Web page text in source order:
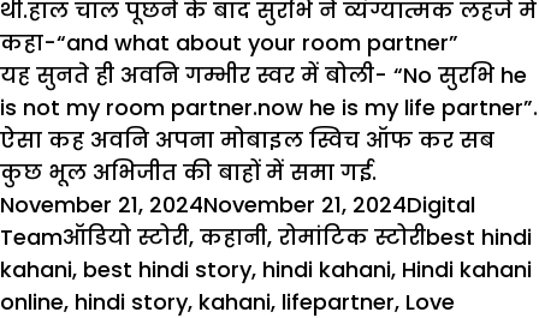
थी.हाल चाल पूछने के बाद सुरभि ने व्यंग्यात्मक लहजे में
कहा-“and what about your room partner”
यह सुनते ही अवनि गम्भीर स्वर में बोली- “No सुरभि he
is not my room partner.now he is my life partner”.
ऐसा कह अवनि अपना मोबाइल स्विच ऑफ कर सब
कुछ भूल अभिजीत की बाहों में समा गई.
Posted
on
November 21, 2024November 21, 2024Author
Digital
TeamCategories
ऑडियो स्टोरी, कहानी, रोमांटिक स्टोरीTags
best hindi
kahani, best hindi story, hindi kahani, Hindi kahani
online, hindi story, kahani, lifepartner, Love